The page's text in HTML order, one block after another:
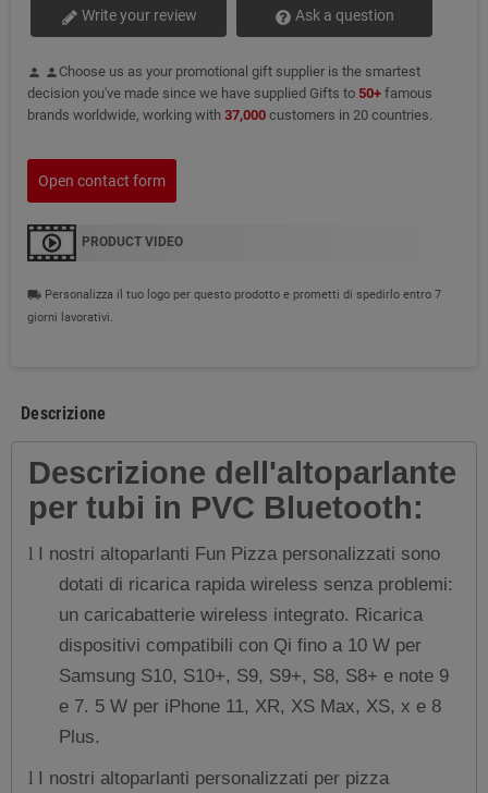
Write your review Ask a question
person personChoose us as your promotional gift supplier is the smartest
decision you've made since we have supplied Gifts to 50+ famous
brands worldwide, working with 37,000 customers in 20 countries.
Open contact form
PRODUCT VIDEO
local_shipping Personalizza il tuo logo per questo prodotto e prometti di spedirlo entro 7
giorni lavorativi.
Descrizione
Descrizione dell'altoparlante
per tubi in PVC Bluetooth:
l I nostri altoparlanti Fun Pizza personalizzati sono
dotati di ricarica rapida wireless senza problemi:
un caricabatterie wireless integrato. Ricarica
dispositivi compatibili con Qi fino a 10 W per
Samsung S10, S10+, S9, S9+, S8, S8+ e note 9
e 7. 5 W per iPhone 11, XR, XS Max, XS, x e 8
Plus.
l I nostri altoparlanti personalizzati per pizza